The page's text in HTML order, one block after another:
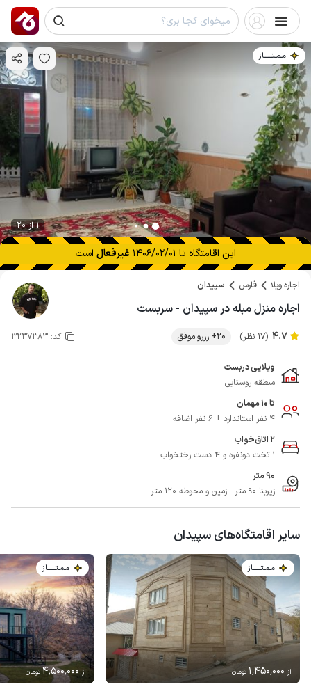
مـمـتــــــاز
1 از 20
این اقامتگاه تا 1406/02/01 غیرفعال است
اجاره ویلا فارس سپیدان
اجاره منزل مبله در سپیدان - سربست
4.7 (17 نظر) 20+ رزرو موفق کد: 3237383
ویلایی دربست
منطقه روستایی
تا 10 مهمان
4 نفر استاندارد + 6 نفر اضافه
2 اتاق‌خواب
1 تخت دونفره و 4 دست رختخواب
90 متر
زیربنا 90 متر - زمین و محوطه 120 متر
سایر اقامتگاه‌های سپیدان
مـمـتــــــاز
از 1٬450٬000 تومان
مـمـتــــــاز
از 4٬500٬000 تومان